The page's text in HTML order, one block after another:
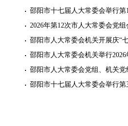
邵阳市十七届人大常委会举行第
2026年第12次市人大常委会党
邵阳市十七届人大常委会举行第